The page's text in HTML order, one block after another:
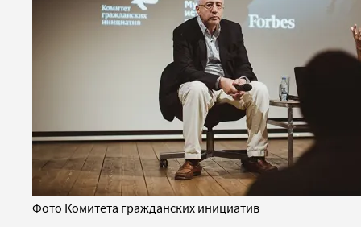
Фото Комитета гражданских инициатив